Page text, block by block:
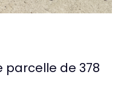
parcelle de 378